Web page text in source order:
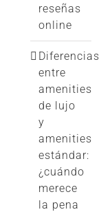
reseñas
online
Diferencias
entre
amenities
de lujo
y
amenities
estándar:
¿cuándo
merece
la pena